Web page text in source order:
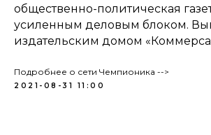
общественно-политическая
усиленным деловым блоком.
издательским домом
Подробнее о сети Чемпионика -->
2021-08-31 11:00